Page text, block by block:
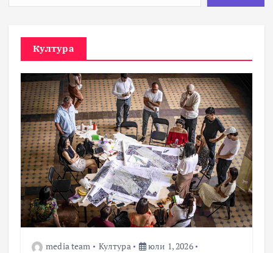
Култура
media team Култура юли 1, 2026